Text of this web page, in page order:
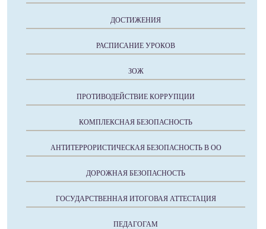
ДОСТИЖЕНИЯ
РАСПИСАНИЕ УРОКОВ
ЗОЖ
ПРОТИВОДЕЙСТВИЕ КОРРУПЦИИ
КОМПЛЕКСНАЯ БЕЗОПАСНОСТЬ
АНТИТЕРРОРИСТИЧЕСКАЯ БЕЗОПАСНОСТЬ В ОО
ДОРОЖНАЯ БЕЗОПАСНОСТЬ
ГОСУДАРСТВЕННАЯ ИТОГОВАЯ АТТЕСТАЦИЯ
ПЕДАГОГАМ